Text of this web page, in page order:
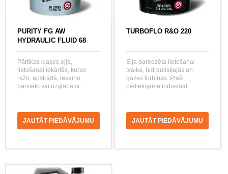
PURITY FG AW
HYDRAULIC FLUID 68
Pārtikas klases eļļa,
lietošanai iekārtās, kuras
ražo, apstrādā, iesaiņo,
pārvieto vai uzglabā ci...
JAUTĀT PIEDĀVĀJUMU
TURBOFLO R&O 220
Eļļa paredzēta lietošanai
tvaika, hidrauliskajās un
gāzes turbīnās. Plaši
pielietojama industriāl...
JAUTĀT PIEDĀVĀJUMU